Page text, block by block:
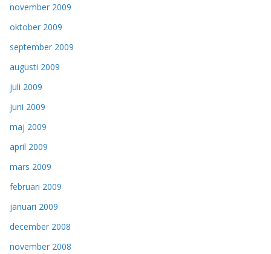
november 2009
oktober 2009
september 2009
augusti 2009
juli 2009
juni 2009
maj 2009
april 2009
mars 2009
februari 2009
januari 2009
december 2008
november 2008